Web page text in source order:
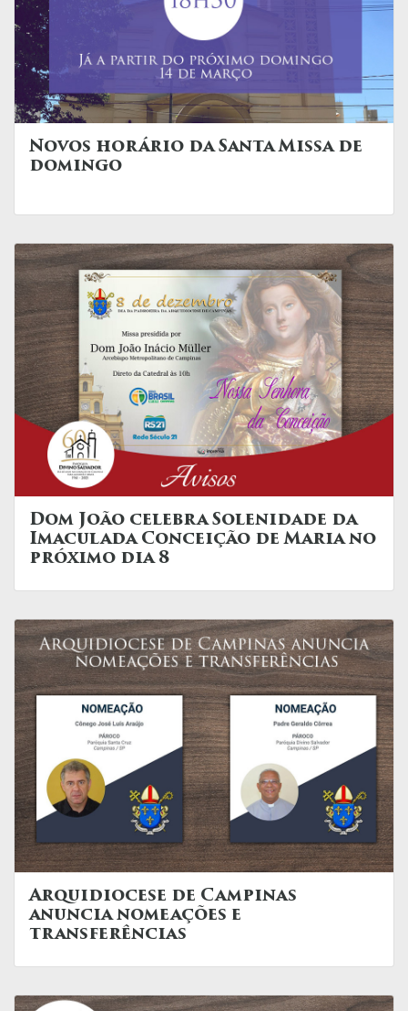
Novos horário da Santa Missa de
domingo
Dom João celebra Solenidade da
Imaculada Conceição de Maria no
próximo dia 8
Arquidiocese de Campinas
anuncia nomeações e
transferências